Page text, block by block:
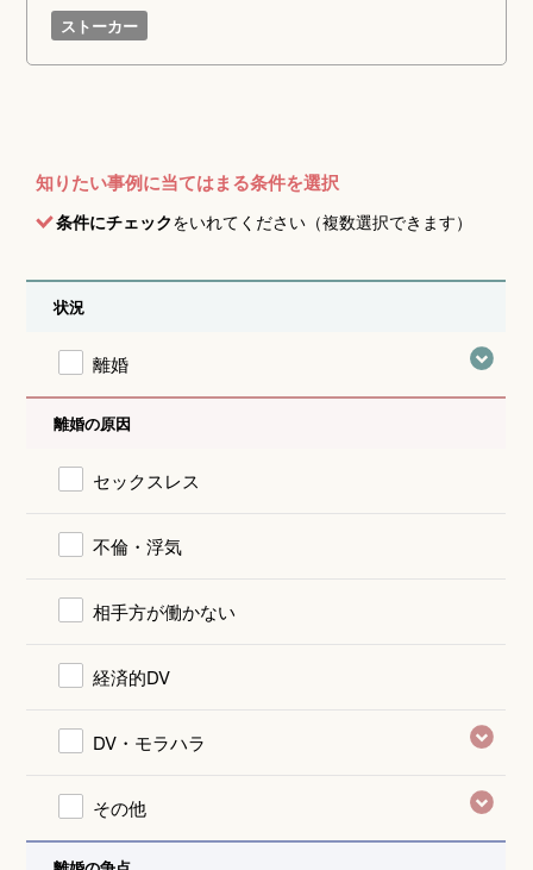
ストーカー
知りたい事例に当てはまる条件を選択
条件にチェックをいれてください（複数選択できます）
状況
離婚
離婚の原因
セックスレス
不倫・浮気
相手方が働かない
経済的DV
DV・モラハラ
その他